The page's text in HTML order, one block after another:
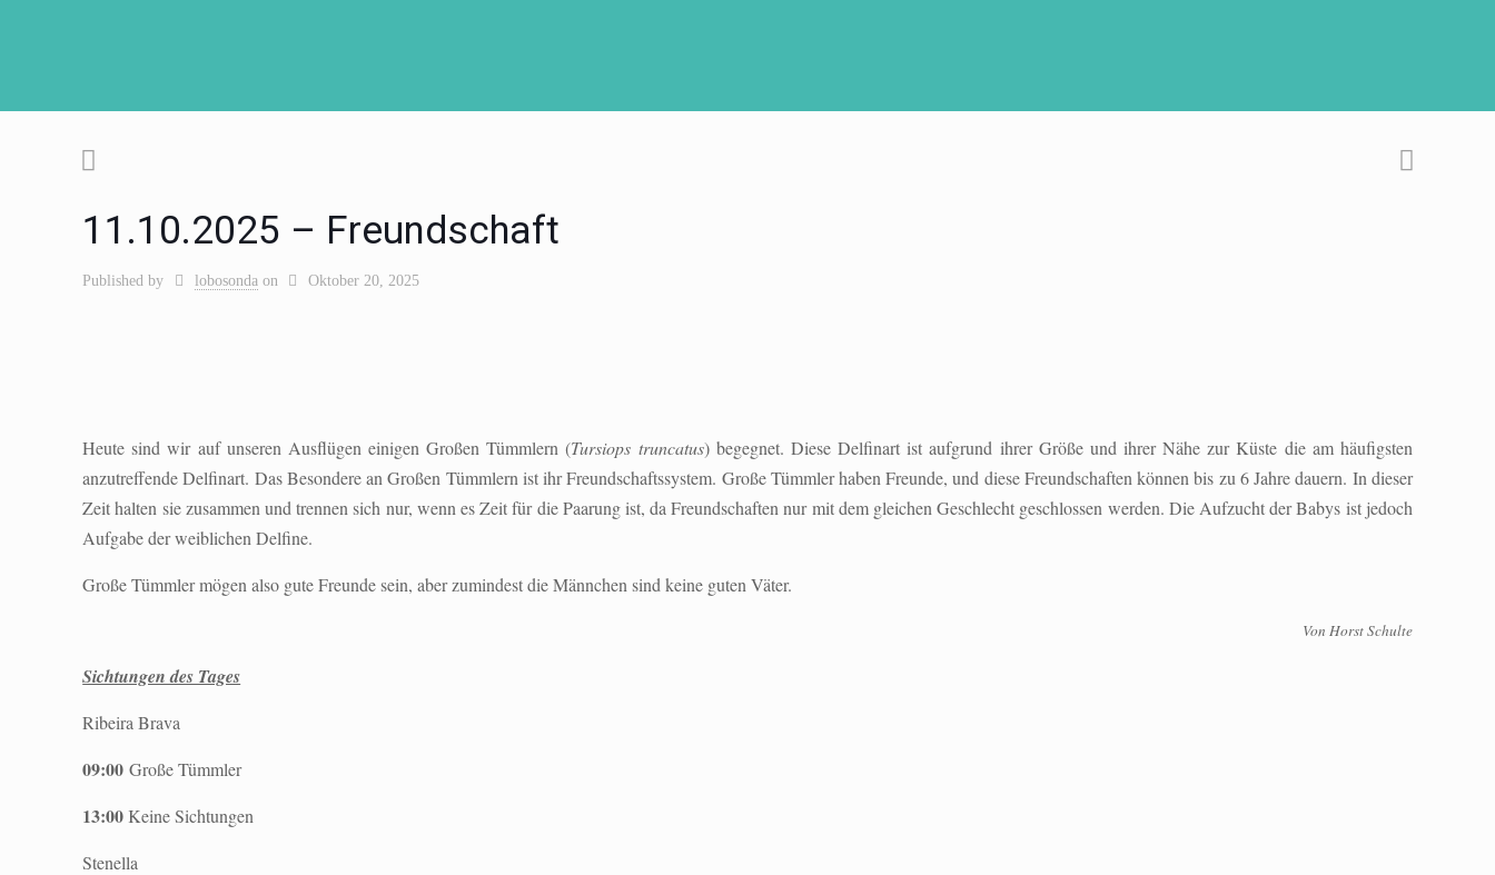
11.10.2025 – Freundschaft
Published by lobosonda on Oktober 20, 2025
Heute sind wir auf unseren Ausflügen einigen Großen Tümmlern (Tursiops truncatus) begegnet. Diese Delfinart ist aufgrund ihrer Größe und ihrer Nähe zur Küste die am häufigsten
anzutreffende Delfinart. Das Besondere an Großen Tümmlern ist ihr Freundschaftssystem. Große Tümmler haben Freunde, und diese Freundschaften können bis zu 6 Jahre dauern. In dieser
Zeit halten sie zusammen und trennen sich nur, wenn es Zeit für die Paarung ist, da Freundschaften nur mit dem gleichen Geschlecht geschlossen werden. Die Aufzucht der Babys ist jedoch
Aufgabe der weiblichen Delfine.
Große Tümmler mögen also gute Freunde sein, aber zumindest die Männchen sind keine guten Väter.
Von Horst Schulte
Sichtungen des Tages
Ribeira Brava
09:00 Große Tümmler
13:00Keine Sichtungen
Stenella